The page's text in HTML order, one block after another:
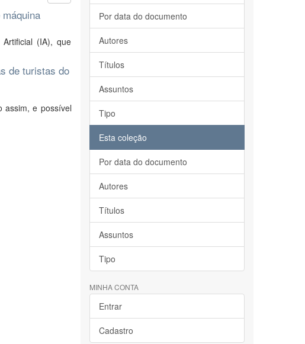
(IA), que
de turistas do
assim, e possível
Por data do documento
Autores
Títulos
Assuntos
Tipo
Esta coleção
Por data do documento
Autores
Títulos
Assuntos
Tipo
MINHA CONTA
Entrar
Cadastro